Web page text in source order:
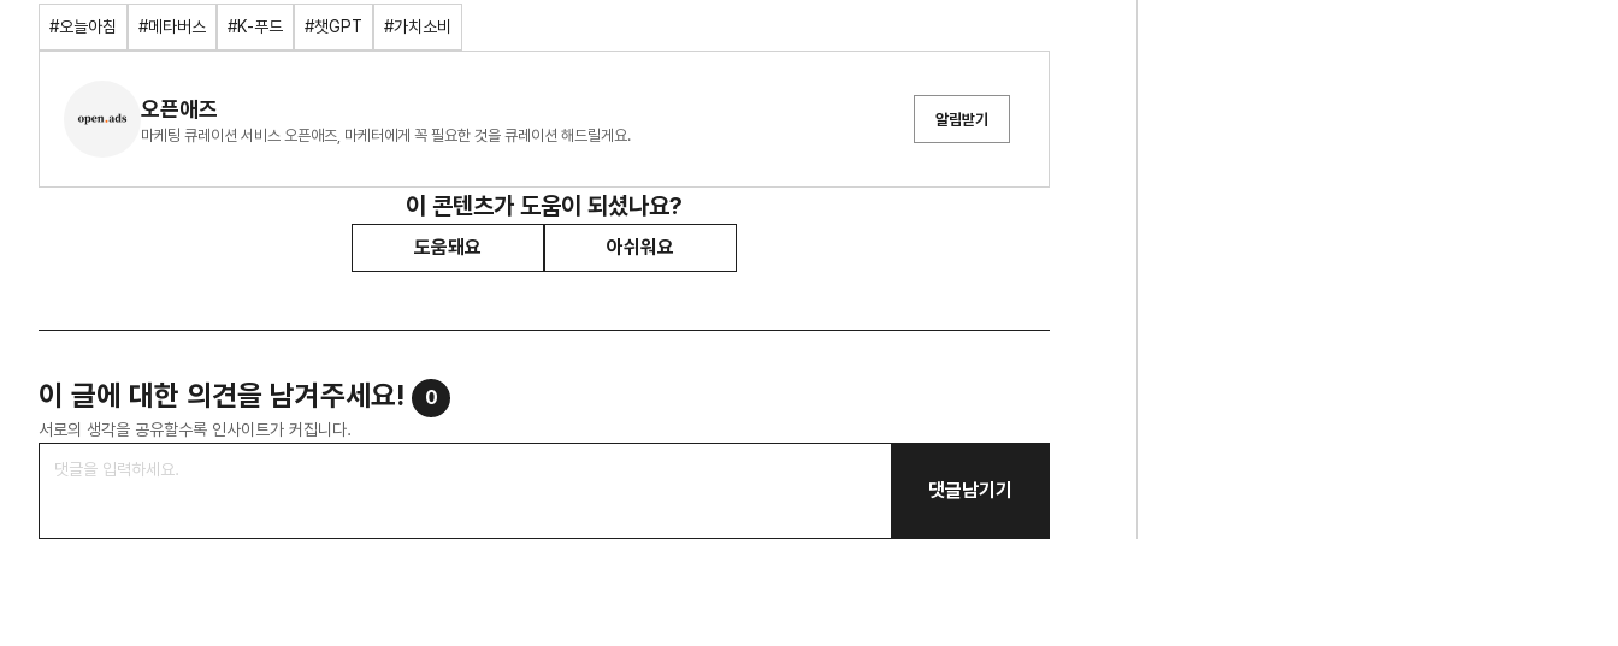
#오늘아침 #메타버스 #K-푸드 #챗GPT #가치소비
오픈애즈
마케팅 큐레이션 서비스 오픈애즈, 마케터에게 꼭 필요한 것을 큐레이션 해드릴게요.
알림받기
이 콘텐츠가 도움이 되셨나요?
도움돼요 아쉬워요
이 글에 대한 의견을 남겨주세요! 0
서로의 생각을 공유할수록 인사이트가 커집니다.
댓글남기기